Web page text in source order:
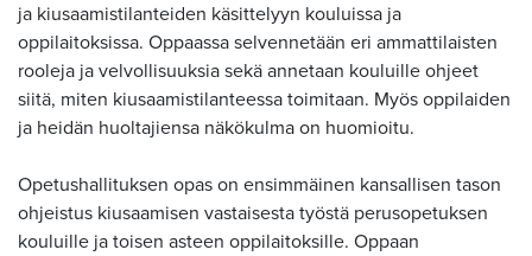
ja kiusaamistilanteiden käsittelyyn kouluissa ja
oppilaitoksissa. Oppaassa selvennetään eri ammattilaisten
rooleja ja velvollisuuksia sekä annetaan kouluille ohjeet
siitä, miten kiusaamistilanteessa toimitaan. Myös oppilaiden
ja heidän huoltajiensa näkökulma on huomioitu.
Opetushallituksen opas on ensimmäinen kansallisen tason
ohjeistus kiusaamisen vastaisesta työstä perusopetuksen
kouluille ja toisen asteen oppilaitoksille. Oppaan